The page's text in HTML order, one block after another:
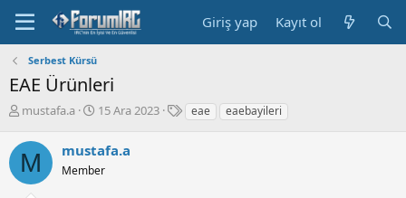
Giriş yap Kayıt ol
Serbest Kürsü
EAE Ürünleri
K
n
b
u
mustafa.a
B
l
a
15 Ara 2023
Eeae eaebayileri
M mustafa.a
Member